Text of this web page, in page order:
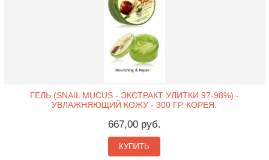
ГЕЛЬ (SNAIL MUCUS - ЭКСТРАКТ УЛИТКИ 97-98%) -
УВЛАЖНЯЮЩИЙ КОЖУ - 300 ГР. КОРЕЯ.
667,00 руб.
КУПИТЬ